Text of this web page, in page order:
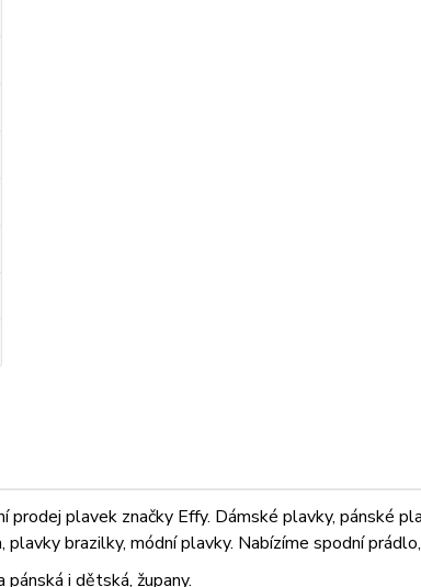
prodej plavek značky Effy. Dámské plavky, pánské
brazilky, módní plavky. Nabízíme spodní
pánská i dětská, župany.